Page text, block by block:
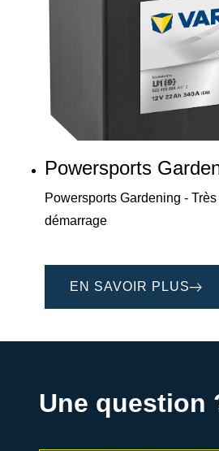
Powersports
Powersports Gardening -
démarrage
EN SAVOIR PLUS
Une question